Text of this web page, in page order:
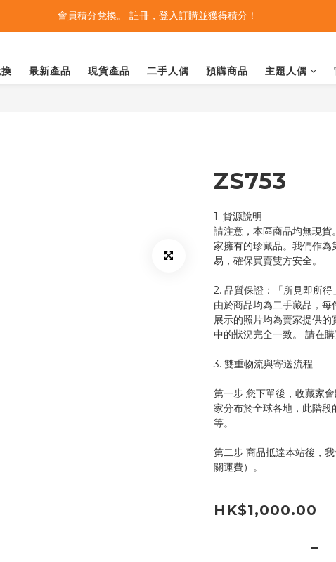
會員積分兌換。 註冊，登入訂購並獲得積分！
最新產品 現貨產品 二手人偶 預購商品 主題人偶
ZS753
1. 貨源說明
請注意，本區商品均無現
家擁有的珍藏品。我們作
易，確保買賣雙方安全。
2. 品質保證：「所見即所得」
由於商品均為二手藏品，
展示的照片均為賣家提供
中的狀況完全一致。 請在
3. 雙重物流與寄送流程
第一步 您下單後，收藏家
家分布於全球各地，此階段
等。
第二步 商品抵達本站後，
關運費）。
HK$1,000.00